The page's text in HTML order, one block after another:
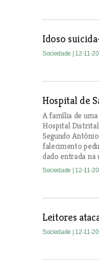
Idoso
Sociedade | 12-11-
Hospital de
A família de
Hospital
Segundo
falecimento
dado entrada na
Sociedade | 12-11-
Leitores
Sociedade | 12-11-